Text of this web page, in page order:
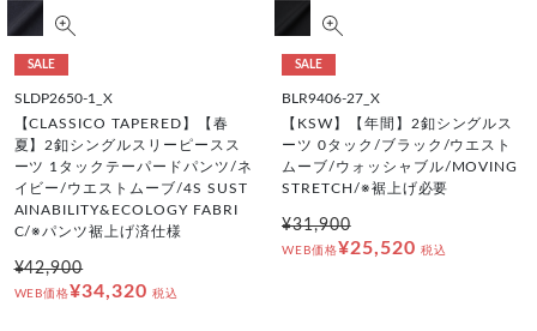
SALE
SLDP2650-1_X
【CLASSICO TAPERED】【春
夏】2釦シングルスリーピースス
ーツ 1タックテーパードパンツ/ネ
イビー/ウエストムーブ/4S SUST
AINABILITY&ECOLOGY FABRI
C/※パンツ裾上げ済仕様
¥42,900
WEB価格¥34,320 税込
SALE
BLR9406-27_X
【KSW】【年間】2釦シングルス
ーツ 0タック/ブラック/ウエスト
ムーブ/ウォッシャブル/MOVING
STRETCH/※裾上げ必要
¥31,900
WEB価格¥25,520 税込